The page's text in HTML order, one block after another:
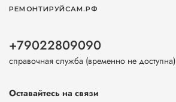
РЕМОНТИРУЙСАМ.РФ
+79022809090
справочная служба (временно не доступна)
Оставайтесь на связи